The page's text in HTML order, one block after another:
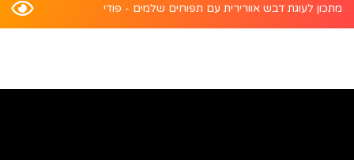
מתכון לעוגת דבש אוורירית עם תפוחים שלמים - פודי